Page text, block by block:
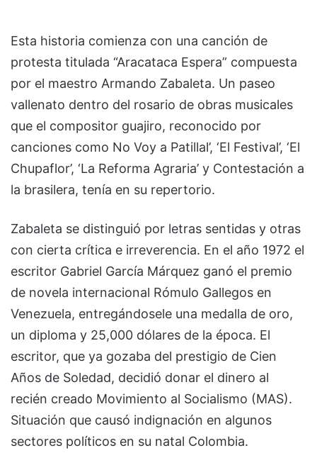
Esta historia comienza con una canción de
protesta titulada “Aracataca Espera” compuesta
por el maestro Armando Zabaleta. Un paseo
vallenato dentro del rosario de obras musicales
que el compositor guajiro, reconocido por
canciones como No Voy a Patillal’, ‘El Festival’, ‘El
Chupaflor’, ‘La Reforma Agraria’ y Contestación a
la brasilera, tenía en su repertorio.
Zabaleta se distinguió por letras sentidas y otras
con cierta crítica e irreverencia. En el año 1972 el
escritor Gabriel García Márquez ganó el premio
de novela internacional Rómulo Gallegos en
Venezuela, entregándosele una medalla de oro,
un diploma y 25,000 dólares de la época. El
escritor, que ya gozaba del prestigio de Cien
Años de Soledad, decidió donar el dinero al
recién creado Movimiento al Socialismo (MAS).
Situación que causó indignación en algunos
sectores políticos en su natal Colombia.